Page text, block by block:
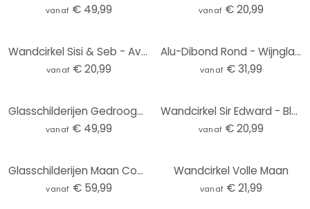
vanaf € 49,99 vanaf € 20,99
Wandcirkel Sisi & Seb - Avond aan Zee
vanaf € 20,99
Alu-Dibond Rond - Wijnglazen
vanaf € 31,99
Glasschilderijen Gedroogde bloemen - Elegantie van vergankelijkheid - Boomkroon - Rond
vanaf € 49,99
Wandcirkel Sir Edward - Blauwe Weide
vanaf € 20,99
Glasschilderijen Maan Compleet - Rond
vanaf € 59,99
Wandcirkel Volle Maan
vanaf € 21,99